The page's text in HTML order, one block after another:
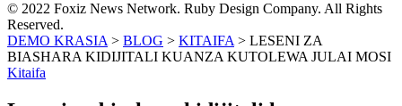
© 2022 Foxiz News Network. Ruby Design Company. All Rights
Reserved.
DEMO KRASIA > BLOG > KITAIFA > LESENI ZA
BIASHARA KIDIJITALI KUANZA KUTOLEWA JULAI MOSI
Kitaifa